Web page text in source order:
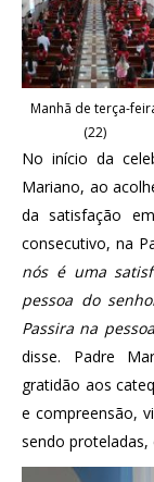
Manhã de terça-
(22)
No início da
Mariano, ao
da satisfação
consecutivo, na
nós é uma
pessoa do
Passira na
disse. Padre
gratidão aos
e compreensão,
sendo proteladas,